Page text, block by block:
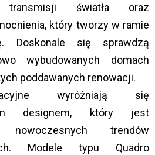
transmisji światła oraz
który tworzy w ramie
Doskonale się sprawdzą
wybudowanych domach
poddawanych renowacji.
wyróżniają się
designem, który jest
nowoczesnych trendów
Modele typu Quadro